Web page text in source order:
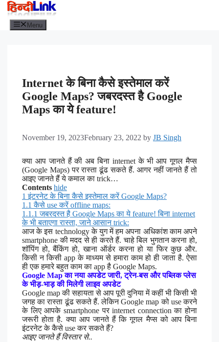
Menu
Internet के बिना कैसे इस्तेमाल करें
Google Maps? जबरदस्त है Google
Maps का ये feature!
November 19, 2023February 23, 2022 by JB Singh
क्या आप जानते हैं की अब बिना internet के भी आप गूगल मैप्स
(Google Maps) पर रास्ता ढूंढ सकते हैं. आगर नहीं जानते हैं तो
आइए जानते हैं ये कमाल का trick…
Contents hide
1 इंटरनेट के बिना कैसे इस्तेमाल करें Google Maps?
1.1 कैसे use करें offline maps:
1.1.1 जबरदस्त है Google Maps का ये feature! बिना internet
के भी बताएगा रास्ता, जाने आसान trick:
आज के इस technology के युग में हम अपना अधिकांश काम अपने
smartphone की मदद से ही करते हैं. चाहे बिल भुगतान करना हो,
शॉपिंग हो, बैंकिंग हो, खाना ऑर्डर करना हो या फिर कुछ और.
किसी न किसी app के माध्यम से हमारा काम हो ही जाता है. ऐसा
ही एक हमारे बहुत काम का app है Google Maps.
Google Map का नया अपडेट जारी, ट्रेन-बस और पब्लिक प्लेस
के भीड़-भाड़ की मिलेगी लाइव अपडेट
Google map की सहायता से आप पूरी दुनिया में कहीं भी किसी भी
जगह का रास्ता ढूंढ सकते हैं. लेकिन Google map को use करने
के लिए आपके smartphone पर internet connection का होना
जरूरी होता है. क्या आप जानते हैं कि गूगल मैप्स को आप बिना
इंटरनेट के कैसे use कर सकते हैं?
आइए जानते हैं विस्तार से..